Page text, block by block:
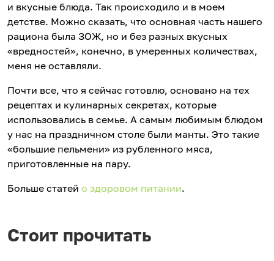
и вкусные блюда. Так происходило и в моем
детстве. Можно сказать, что основная часть нашего
рациона была ЗОЖ, но и без разных вкусных
«вредностей», конечно, в умеренных количествах,
меня не оставляли.
Почти все, что я сейчас готовлю, основано на тех
рецептах и кулинарных секретах, которые
использовались в семье. А самым любимым блюдом
у нас на праздничном столе были манты. Это такие
«большие пельмени» из рубленного мяса,
приготовленные на пару.
Больше статей о здоровом питании.
Стоит прочитать